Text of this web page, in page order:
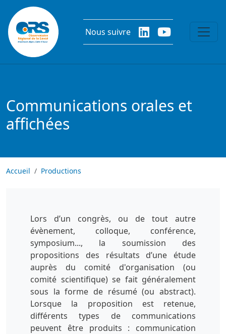
Aller au contenu principal
Nous suivre
Communications orales et
affichées
Accueil Productions
Lors d’un congrès, ou de tout autre
évènement, colloque, conférence,
symposium..., la soumission des
propositions des résultats d’une étude
auprès du comité d'organisation (ou
comité scientifique) se fait généralement
sous la forme de résumé (ou abstract).
Lorsque la proposition est retenue,
différents types de communications
peuvent être produits : communication